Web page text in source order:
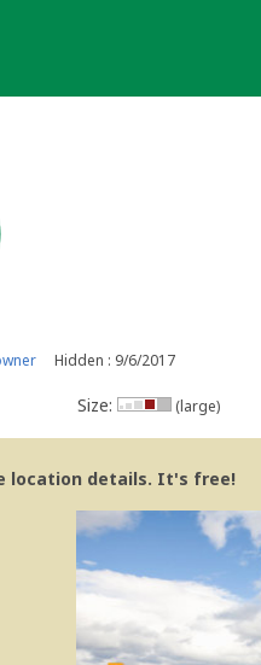
Hidden : 9/6/2017
Size: (large)
location details. It's free!